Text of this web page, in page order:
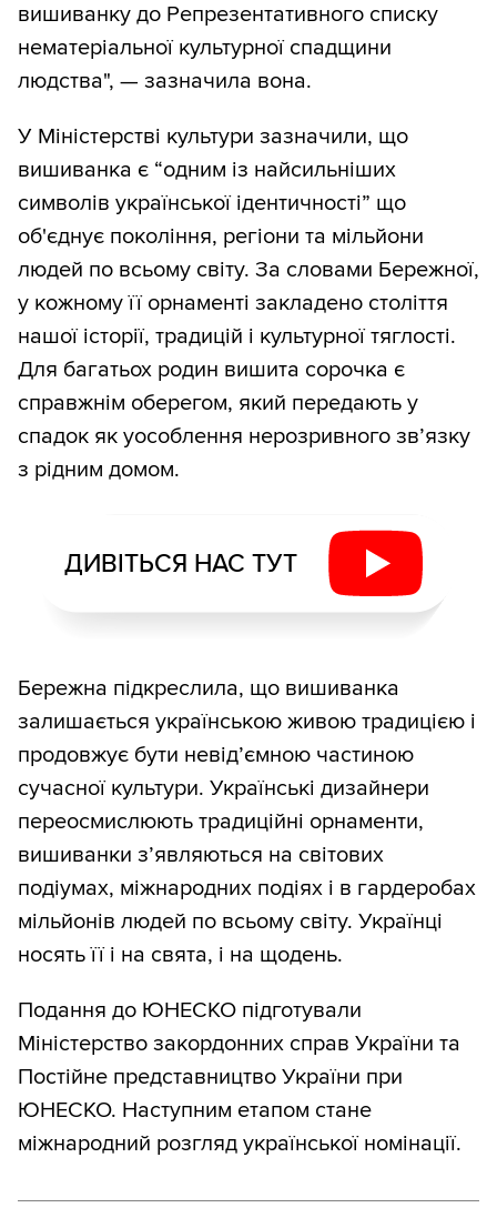
вишиванку до Репрезентативного списку
нематеріальної культурної спадщини
людства", — зазначила вона.
У Міністерстві культури зазначили, що
вишиванка є “одним із найсильніших
символів української ідентичності” що
об'єднує покоління, регіони та мільйони
людей по всьому світу. За словами Бережної,
у кожному її орнаменті закладено століття
нашої історії, традицій і культурної тяглості.
Для багатьох родин вишита сорочка є
справжнім оберегом, який передають у
спадок як уособлення нерозривного зв’язку
з рідним домом.
ДИВІТЬСЯ НАС ТУТ
Бережна підкреслила, що вишиванка
залишається українською живою традицією і
продовжує бути невідʼємною частиною
сучасної культури. Українські дизайнери
переосмислюють традиційні орнаменти,
вишиванки з’являються на світових
подіумах, міжнародних подіях і в гардеробах
мільйонів людей по всьому світу. Українці
носять її і на свята, і на щодень.
Подання до ЮНЕСКО підготували
Міністерство закордонних справ України та
Постійне представництво України при
ЮНЕСКО. Наступним етапом стане
міжнародний розгляд української номінації.